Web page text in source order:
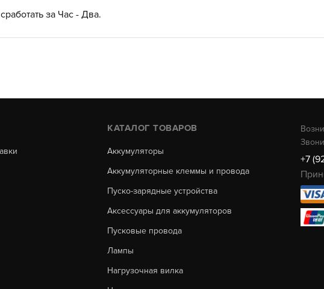
за Час - Два.
КАТАЛОГ ТОВАРОВ
Аккумуляторы
Аккумуляторные клеммы и провода
Пуско-зарядные устройства
Аксессуары для аккумуляторов
Пусковые провода
Лампы
Нагрузочная вилка
+7